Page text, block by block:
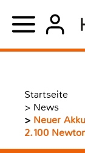
Startseite
> News
> Neuer
2.100